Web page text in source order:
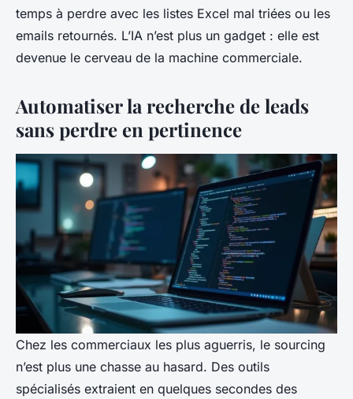
temps à perdre avec les listes Excel mal triées ou les
emails retournés. L’IA n’est plus un gadget : elle est
devenue le cerveau de la machine commerciale.
Automatiser la recherche de leads
sans perdre en pertinence
Chez les commerciaux les plus aguerris, le sourcing
n’est plus une chasse au hasard. Des outils
spécialisés extraient en quelques secondes des